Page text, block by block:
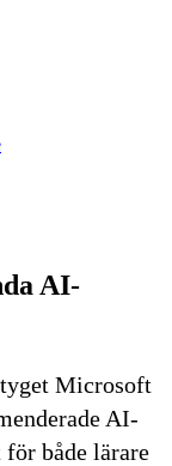
AI-
Microsoft
AI-
både lärare